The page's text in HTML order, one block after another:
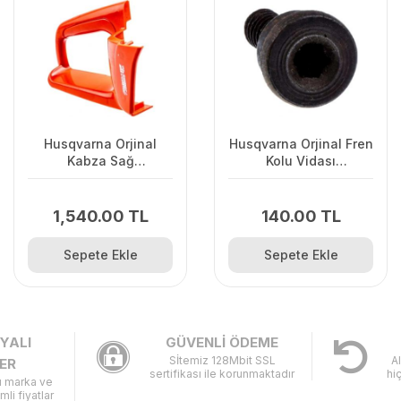
Husqvarna Orjinal
Kabza Sağ
1,540.00 TL
Sepete Ekle
Husqvarna Orjinal Fren
Kolu Vidası
140.00 TL
Sepete Ekle
marka ve
fiyatlar
GÜVENLİ ÖDEME
Sİtemiz 128Mbit SSL
sertifikası ile korunmaktadır